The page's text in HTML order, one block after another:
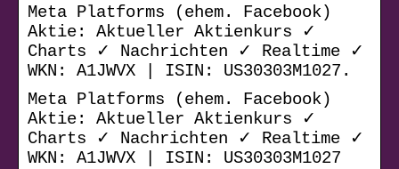
Meta Platforms (ehem. Facebook)
Aktie: Aktueller Aktienkurs ✓
Charts ✓ Nachrichten ✓ Realtime ✓
WKN: A1JWVX | ISIN: US30303M1027.
Meta Platforms (ehem. Facebook)
Aktie: Aktueller Aktienkurs ✓
Charts ✓ Nachrichten ✓ Realtime ✓
WKN: A1JWVX | ISIN: US30303M1027